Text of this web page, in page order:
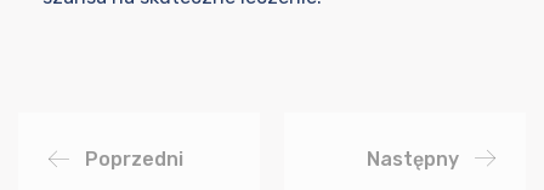
Poprzedni Następny